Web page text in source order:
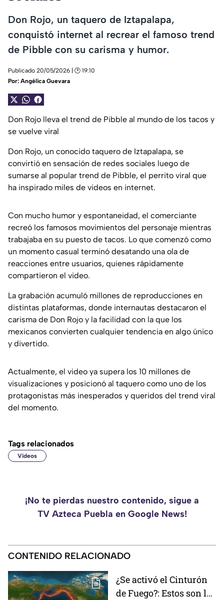
Don Rojo, un taquero de Iztapalapa,
conquistó internet al recrear el famoso trend
de Pibble con su carisma y humor.
Publicado 20/05/2026 | 🕑 19:10
Por: Angélica Guevara
Don Rojo lleva el trend de Pibble al mundo de los tacos y
se vuelve viral
Don Rojo, un conocido taquero de Iztapalapa, se
convirtió en sensación de redes sociales luego de
sumarse al popular trend de Pibble, el perrito viral que
ha inspirado miles de videos en internet.
Con mucho humor y espontaneidad, el comerciante
recreó los famosos movimientos del personaje mientras
trabajaba en su puesto de tacos. Lo que comenzó como
un momento casual terminó desatando una ola de
reacciones entre usuarios, quienes rápidamente
compartieron el video.
La grabación acumuló millones de reproducciones en
distintas plataformas, donde internautas destacaron el
carisma de Don Rojo y la facilidad con la que los
mexicanos convierten cualquier tendencia en algo único
y divertido.
Actualmente, el video ya supera los 10 millones de
visualizaciones y posicionó al taquero como uno de los
protagonistas más inesperados y queridos del trend viral
del momento.
Tags relacionados
Videos
¡No te pierdas nuestro contenido, sigue a
TV Azteca Puebla en Google News!
CONTENIDO RELACIONADO
¿Se activó el Cinturón
de Fuego?: Estos son los